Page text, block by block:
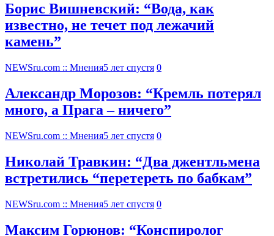
Борис Вишневский: “Вода, как
известно, не течет под лежачий
камень”
NEWSru.com :: Мнения5 лет спустя 0
Александр Морозов: “Кремль потерял
много, а Прага – ничего”
NEWSru.com :: Мнения5 лет спустя 0
Николай Травкин: “Два джентльмена
встретились “перетереть по бабкам”
NEWSru.com :: Мнения5 лет спустя 0
Максим Горюнов: “Конспиролог